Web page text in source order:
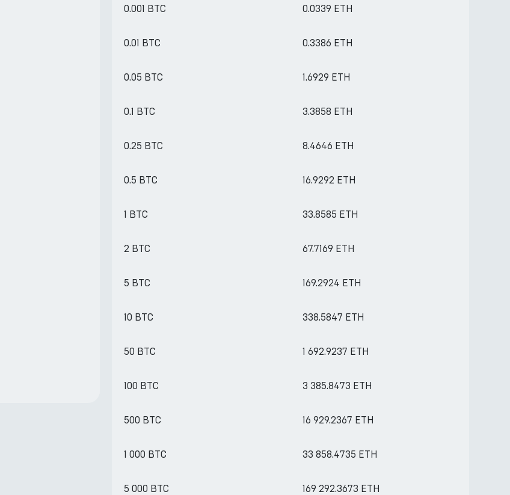
0.001 BTC 0.0339 ETH
0.01 BTC 0.3386 ETH
0.05 BTC 1.6929 ETH
0.1 BTC 3.3858 ETH
0.25 BTC 8.4646 ETH
0.5 BTC 16.9292 ETH
1 BTC 33.8585 ETH
2 BTC 67.7169 ETH
5 BTC 169.2924 ETH
10 BTC 338.5847 ETH
50 BTC 1 692.9237 ETH
100 BTC 3 385.8473 ETH
500 BTC 16 929.2367 ETH
1 000 BTC 33 858.4735 ETH
5 000 BTC 169 292.3673 ETH